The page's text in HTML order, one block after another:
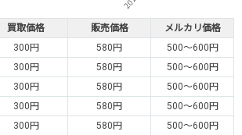
買取価格 販売価格
メルカリ価格
300円 580円
500～600円
300円 580円
500～600円
300円 580円
500～600円
300円 580円
500～600円
300円 580円
500～600円